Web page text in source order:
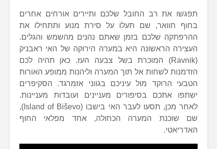
תפגשו את רב החובל שלכם ותיירים אורחים אחרים
בחוף חוואר, שם תעלו על סירת מנוע ותתחילו את
ההרפתקה שלכם בזמן שאתם נהנים מהשמש והגלים.
העצירה הראשונה היא במערה הירוקה של האי ראבניק
(Ravnik) המוכרת בשל צבעה העז. כאן תהיה לכם
הזדמנות לשחות אל תוך המערה וליהנות ממופע האורות
הטבעי הרוקד מול עיניכם בגווני אזמרגד. הסקיפרים
ישתפו אתכם בסיפורים מעניינים ועובדות מעניינות.
לאחר מכן, תסעו לעבר האי בישבו (Island of Biševo),
שם שוכנת המערה הכחולה, אחד מפלאי החוף
האדריאטי.